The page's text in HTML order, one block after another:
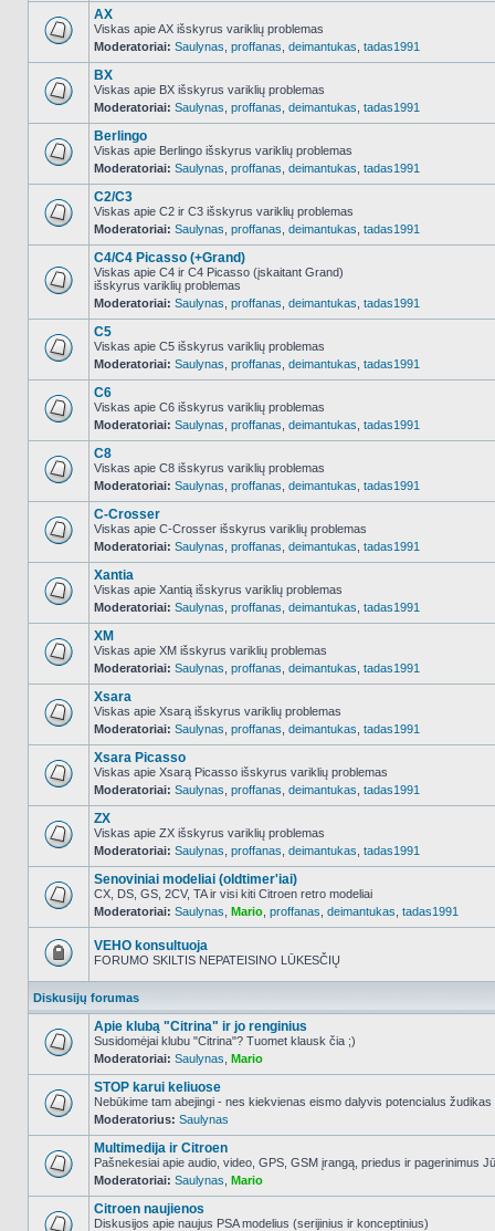
NO_UNREAD_POSTS
AX
Viskas apie AX išskyrus variklių problemas
Moderatoriai: Saulynas proffanas deimantukas tadas1991
NO_UNREAD_POSTS
BX
Viskas apie BX išskyrus variklių problemas
Moderatoriai: Saulynas proffanas deimantukas tadas1991
NO_UNREAD_POSTS
Berlingo
Viskas apie Berlingo išskyrus variklių problemas
Moderatoriai: Saulynas proffanas deimantukas tadas1991
NO_UNREAD_POSTS
C2/C3
Viskas apie C2 ir C3 išskyrus variklių problemas
Moderatoriai: Saulynas proffanas deimantukas tadas1991
NO_UNREAD_POSTS
C4/C4 Picasso (+Grand)
Viskas apie C4 ir C4 Picasso (įskaitant Grand)
išskyrus variklių problemas
Moderatoriai: Saulynas proffanas deimantukas tadas1991
NO_UNREAD_POSTS
C5
Viskas apie C5 išskyrus variklių problemas
Moderatoriai: Saulynas proffanas deimantukas tadas1991
NO_UNREAD_POSTS
C6
Viskas apie C6 išskyrus variklių problemas
Moderatoriai: Saulynas proffanas deimantukas tadas1991
NO_UNREAD_POSTS
C8
Viskas apie C8 išskyrus variklių problemas
Moderatoriai: Saulynas proffanas deimantukas tadas1991
NO_UNREAD_POSTS
C-Crosser
Viskas apie C-Crosser išskyrus variklių problemas
Moderatoriai: Saulynas proffanas deimantukas tadas1991
NO_UNREAD_POSTS
Xantia
Viskas apie Xantią išskyrus variklių problemas
Moderatoriai: Saulynas proffanas deimantukas tadas1991
NO_UNREAD_POSTS
XM
Viskas apie XM išskyrus variklių problemas
Moderatoriai: Saulynas proffanas deimantukas tadas1991
NO_UNREAD_POSTS
Xsara
Viskas apie Xsarą išskyrus variklių problemas
Moderatoriai: Saulynas proffanas deimantukas tadas1991
NO_UNREAD_POSTS
Xsara Picasso
Viskas apie Xsarą Picasso išskyrus variklių problemas
Moderatoriai: Saulynas proffanas deimantukas tadas1991
NO_UNREAD_POSTS
ZX
Viskas apie ZX išskyrus variklių problemas
Moderatoriai: Saulynas proffanas deimantukas tadas1991
NO_UNREAD_POSTS
Senoviniai modeliai (oldtimer'iai)
CX, DS, GS, 2CV, TA ir visi kiti Citroen retro modeliai
Moderatoriai: Saulynas Mario proffanas deimantukas tadas1991
užrakintas
VEHO konsultuoja
FORUMO SKILTIS NEPATEISINO LŪKESČIŲ
Diskusijų forumas
NO_UNREAD_POSTS
Apie klubą "Citrina" ir jo renginius
Susidomėjai klubu "Citrina"? Tuomet klausk čia ;)
Moderatoriai: Saulynas Mario
NO_UNREAD_POSTS
STOP karui keliuose
Nebūkime tam abejingi - nes kiekvienas eismo dalyvis potencialus žudikas
Moderatorius: Saulynas
NO_UNREAD_POSTS
Multimedija ir Citroen
Pašnekesiai apie audio, video, GPS, GSM įrangą, priedus ir pagerinimus
Moderatoriai: Saulynas Mario
Citroen naujienos
Diskusijos apie naujus PSA modelius (serijinius ir konceptinius)